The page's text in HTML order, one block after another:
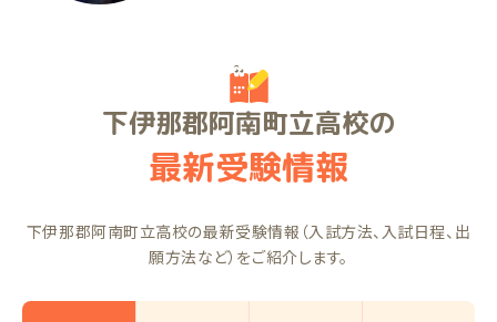
下伊那郡阿南町立高校の
最新受験情報
下伊那郡阿南町立高校の最新受験情報（入試方法、入試日程、出
願方法など）をご紹介します。